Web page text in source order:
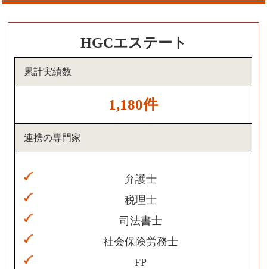
HGCエステート
累計実績数
1,180件
連携の専門家
弁護士
税理士
司法書士
社会保険労務士
FP